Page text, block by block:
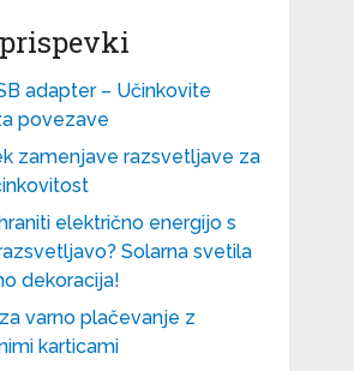
adapter – Učinkovite
povezave
zamenjave razsvetljave za
električno energijo s
Solarna svetila
dekoracija!
varno plačevanje z
karticami